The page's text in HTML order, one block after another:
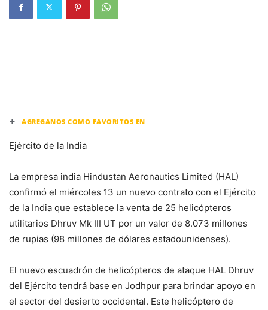
+ AGREGANOS COMO FAVORITOS EN
Ejército de la India
La empresa india Hindustan Aeronautics Limited (HAL)
confirmó el miércoles 13 un nuevo contrato con el Ejército
de la India que establece la venta de 25 helicópteros
utilitarios Dhruv Mk III UT por un valor de 8.073 millones
de rupias (98 millones de dólares estadounidenses).
El nuevo escuadrón de helicópteros de ataque HAL Dhruv
del Ejército tendrá base en Jodhpur para brindar apoyo en
el sector del desierto occidental. Este helicóptero de